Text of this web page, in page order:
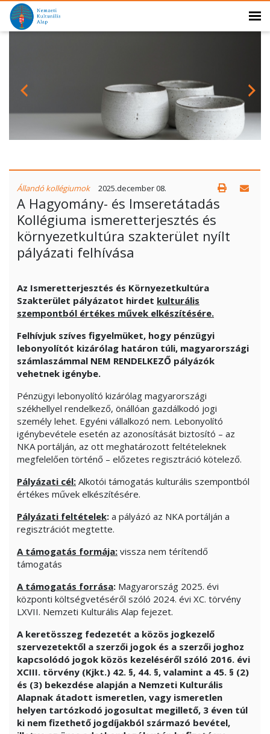
Állandó kollégiumok 2025.december 08.
A Hagyomány- és Imseretátadás
Kollégiuma ismeretterjesztés és
környezetkultúra szakterület nyílt
pályázati felhívása
Az Ismeretterjesztés és Környezetkultúra
Szakterület pályázatot hirdet kulturális
szempontból értékes művek elkészítésére.
Felhívjuk szíves figyelmüket, hogy pénzügyi
lebonyolítót kizárólag határon túli, magyarországi
számlaszámmal NEM RENDELKEZŐ pályázók
vehetnek igénybe.
Pénzügyi lebonyolító kizárólag magyarországi
székhellyel rendelkező, önállóan gazdálkodó jogi
személy lehet. Egyéni vállalkozó nem. Lebonyolító
igénybevétele esetén az azonosítását biztosító – az
NKA portálján, az ott meghatározott feltételeknek
megfelelően történő – előzetes regisztráció kötelező.
Pályázati cél: Alkotói támogatás kulturális szempontból
értékes művek elkészítésére.
Pályázati feltételek: a pályázó az NKA portálján a
regisztrációt megtette.
A támogatás formája: vissza nem térítendő
támogatás
A támogatás forrása: Magyarország 2025. évi
központi költségvetéséről szóló 2024. évi XC. törvény
LXVII. Nemzeti Kulturális Alap fejezet.
A keretösszeg fedezetét a közös jogkezelő
szervezetektől a szerzői jogok és a szerzői joghoz
kapcsolódó jogok közös kezeléséről szóló 2016. évi
XCIII. törvény (Kjkt.) 42. §, 44. §, valamint a 45. § (2)
és (3) bekezdése alapján a Nemzeti Kulturális
Alapnak átadott ismeretlen, vagy ismeretlen
helyen tartózkodó jogosultat megillető, 3 éven túl
ki nem fizethető jogdíjakból származó bevétel,